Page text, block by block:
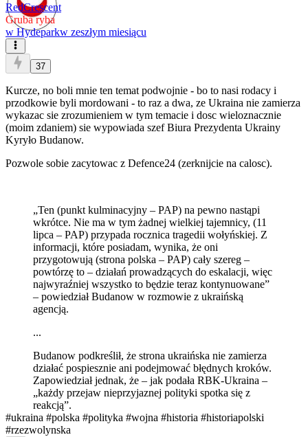
RedCrescent
Gruba ryba
w Hydeparkw zeszłym miesiącu
37
Kurcze, no boli mnie ten temat podwojnie - bo to nasi rodacy i
przodkowie byli mordowani - to raz a dwa, ze Ukraina nie zamierza
wykazac sie zrozumieniem w tym temacie i dosc wieloznacznie
(moim zdaniem) sie wypowiada szef Biura Prezydenta Ukrainy
Kyryło Budanow.
Pozwole sobie zacytowac z Defence24 (zerknijcie na calosc).
„Ten (punkt kulminacyjny – PAP) na pewno nastąpi
wkrótce. Nie ma w tym żadnej wielkiej tajemnicy, (11
lipca – PAP) przypada rocznica tragedii wołyńskiej. Z
informacji, które posiadam, wynika, że oni
przygotowują (strona polska – PAP) cały szereg –
powtórzę to – działań prowadzących do eskalacji, więc
najwyraźniej wszystko to będzie teraz kontynuowane”
– powiedział Budanow w rozmowie z ukraińską
agencją.
...
Budanow podkreślił, że strona ukraińska nie zamierza
działać pospiesznie ani podejmować błędnych kroków.
Zapowiedział jednak, że – jak podała RBK-Ukraina –
„każdy przejaw nieprzyjaznej polityki spotka się z
reakcją”.
#ukraina #polska #polityka #wojna #historia #historiapolski
#rzezwolynska